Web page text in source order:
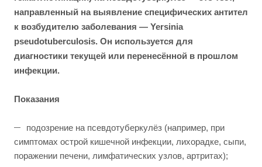
направленный на выявление специфических антител
к возбудителю заболевания — Yersinia
pseudotuberculosis. Он используется для
диагностики текущей или перенесённой в прошлом
инфекции.
Показания
подозрение на псевдотуберкулёз (например, при
симптомах острой кишечной инфекции, лихорадке, сыпи,
поражении печени, лимфатических узлов, артритах);